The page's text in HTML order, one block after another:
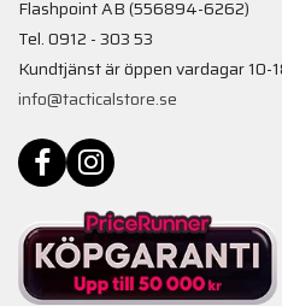
Flashpoint AB (556894-6262)
Tel. 0912 - 303 53
Kundtjänst är öppen vardagar 10-
info@tacticalstore.se